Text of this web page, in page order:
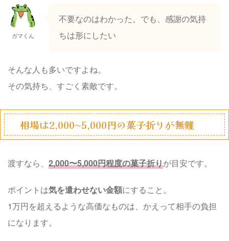
ガマくん
不要なのはわかった。でも、感謝の気持
ちは形にしたい
そんな人も多いですよね。
その気持ち、すごく素敵です。
相場は2,000〜5,000円の菓子折りが無難
渡すなら、 2,000〜5,000円程度の菓子折りが目安です。
ポイントは気を遣わせない金額にすること。
1万円を超えるような高価なものは、かえって相手の負担
になります。